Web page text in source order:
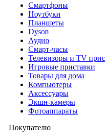
Смартфоны
Ноутбуки
Планшеты
Dyson
Аудио
Смарт-часы
Телевизоры и TV
Игровые приставки
Товары для дома
Компьютеры
Аксесcуары
Экшн-камеры
Фотоаппараты
Покупателю